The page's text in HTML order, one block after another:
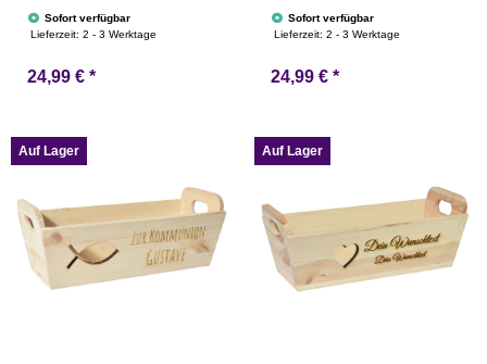
Personalisierbar Tanne
Wunschtext 35x11x13cm
Geschenkidee Holzkiste
Adventskalender Nikolaus
Sofort verfügbar
Lieferzeit:2 - 3 Werktage
24,99 € *
Personalisierbar
Wunschtext 35x11x13cm
Geschenkidee Holzkiste
Personalisierung
Sofort verfügbar
Lieferzeit:2 - 3 Werktage
24,99 € *
Auf Lager Auf Lager